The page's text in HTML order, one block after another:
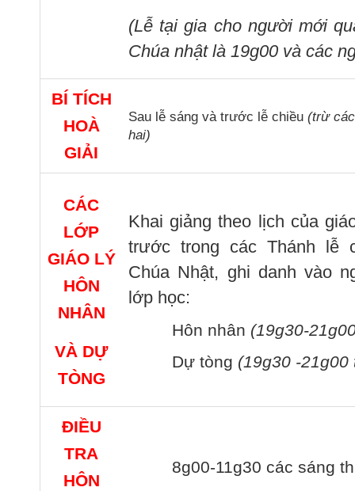
(Lễ tại gia cho người mới
Chúa nhật là 19g00 và các
BÍ TÍCH
HOÀ
GIẢI
Sau lễ sáng và trước lễ chiều (trừ
hai)
CÁC
LỚP
GIÁO LÝ
HÔN
NHÂN
VÀ DỰ
TÒNG
Khai giảng theo lịch của
trước trong các Thánh lễ
Chúa Nhật, ghi danh vào
lớp học:
Hôn nhân (19g30-
Dự tòng (19g30 -
ĐIỀU
TRA
HÔN
8g00-11g30 các sáng